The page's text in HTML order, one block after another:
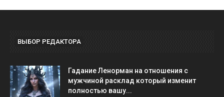
ВЫБОР РЕДАКТОРА
Гадание Ленорман на отношения с
мужчиной расклад который изменит
полностью вашу...